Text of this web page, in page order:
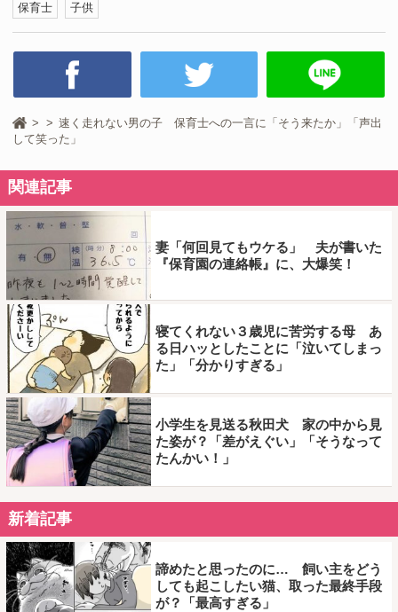
保育士 子供
速く走れない男の子 保育士への一言に「そう来たか」「声出
して笑った」
関連記事
妻「何回見てもウケる」 夫が書いた
『保育園の連絡帳』に、大爆笑！
寝てくれない３歳児に苦労する母 あ
る日ハッとしたことに「泣いてしまっ
た」「分かりすぎる」
小学生を見送る秋田犬 家の中から見
た姿が？「差がえぐい」「そうなって
たんかい！」
新着記事
諦めたと思ったのに… 飼い主をどう
しても起こしたい猫、取った最終手段
が？「最高すぎる」